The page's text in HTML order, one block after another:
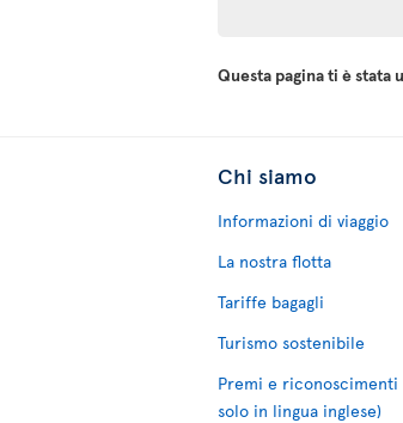
Questa pagina ti è stata
Chi siamo
Informazioni di viaggio
La nostra flotta
Tariffe bagagli
Turismo sostenibile
Premi e
solo in lingua inglese)